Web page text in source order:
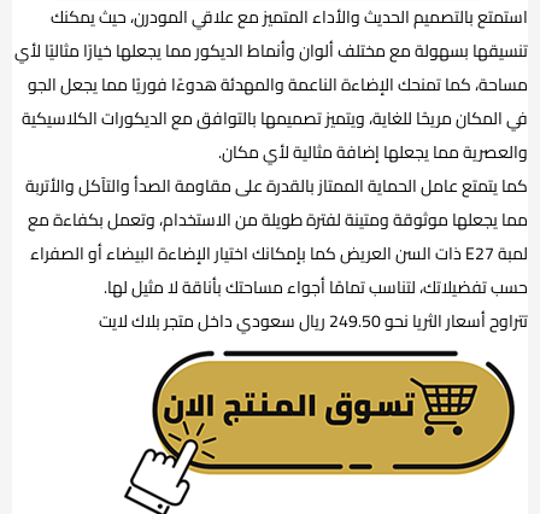
استمتع بالتصميم الحديث والأداء المتميز مع علاقي المودرن، حيث يمكنك
تنسيقها بسهولة مع مختلف ألوان وأنماط الديكور مما يجعلها خيارًا مثاليًا لأي
مساحة، كما تمنحك الإضاءة الناعمة والمهدئة هدوءًا فوريًا مما يجعل الجو
في المكان مريحًا للغاية، ويتميز تصميمها بالتوافق مع الديكورات الكلاسيكية
والعصرية مما يجعلها إضافة مثالية لأي مكان.
كما يتمتع عامل الحماية الممتاز بالقدرة على مقاومة الصدأ والتآكل والأتربة
مما يجعلها موثوقة ومتينة لفترة طويلة من الاستخدام، وتعمل بكفاءة مع
لمبة E27 ذات السن العريض كما بإمكانك اختيار الإضاءة البيضاء أو الصفراء
حسب تفضيلاتك، لتناسب تمامًا أجواء مساحتك بأناقة لا مثيل لها.
تتراوح أسعار الثريا نحو 249.50 ريال سعودي داخل متجر بلاك لايت